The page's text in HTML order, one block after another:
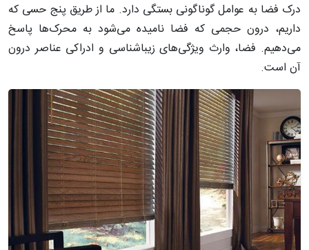
درک فضا به عوامل گوناگونی بستگی دارد. ما از طریق پنج حسی که
داریم، درون حجمی که فضا نامیده می‌شود به محرک‌ها پاسخ
می‌دهیم. فضا، وارث ویژگی‌های زیباشناسی و ادراکی عناصر درون
آن است.